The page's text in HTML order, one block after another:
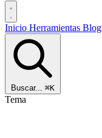
Inicio Herramientas Blog
Buscar... ⌘K
Tema